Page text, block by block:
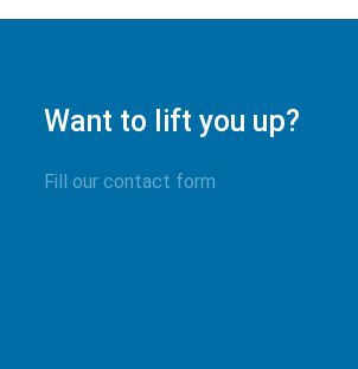
Want to lift you up?
Fill our contact form